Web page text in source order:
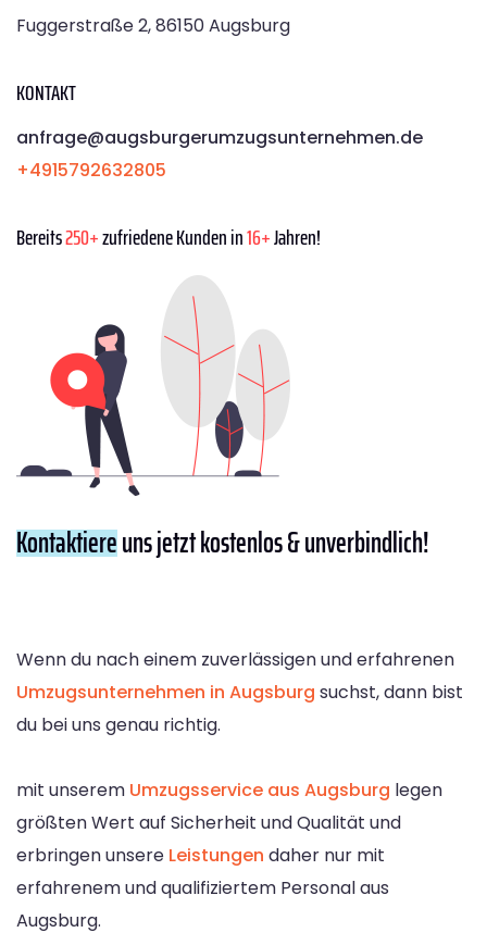
Fuggerstraße 2, 86150 Augsburg
KONTAKT
anfrage@augsburgerumzugsunternehmen.de
+4915792632805
Bereits250+zufriedene Kunden in16+Jahren!
Kontaktiereuns jetzt kostenlos & unverbindlich!
Wenn du nach einem zuverlässigen und erfahrenen
Umzugsunternehmen in Augsburg suchst, dann bist
du bei uns genau richtig.
mit unserem Umzugsservice aus Augsburg legen
größten Wert auf Sicherheit und Qualität und
erbringen unsere Leistungen daher nur mit
erfahrenem und qualifiziertem Personal aus
Augsburg.